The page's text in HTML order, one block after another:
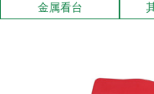
金属看台